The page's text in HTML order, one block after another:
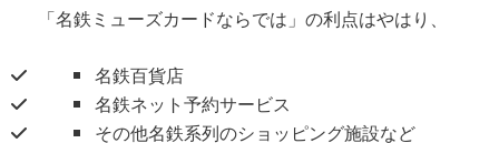
「名鉄ミューズカードならでは」の利点はやはり、
名鉄百貨店
名鉄ネット予約サービス
その他名鉄系列のショッピング施設など